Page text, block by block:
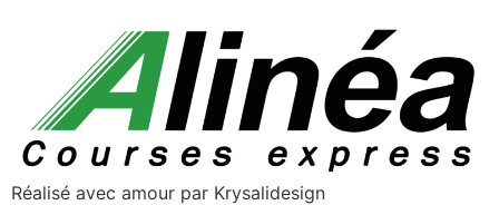
Réalisé avec amour par Krysalidesign